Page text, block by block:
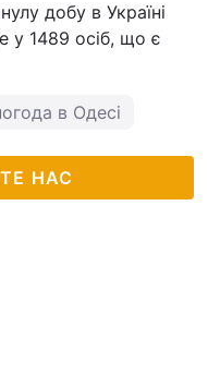
добу в Україні
у 1489 осіб, що є
в Одесі
НАС